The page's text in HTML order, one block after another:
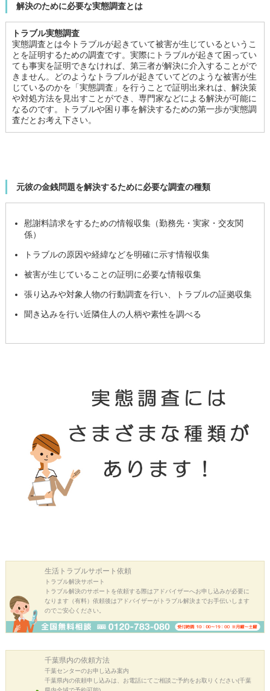
解決のために必要な実態調査とは
トラブル実態調査
実態調査とは今トラブルが起きていて被害が生じているというこ
とを証明するための調査です。実際にトラブルが起きて困ってい
ても事実を証明できなければ、第三者が解決に介入することがで
きません。どのようなトラブルが起きていてどのような被害が生
じているのかを「実態調査」を行うことで証明出来れは、解決策
や対処方法を見出すことができ、専門家などによる解決が可能に
なるのです。トラブルや困り事を解決するための第一歩が実態調
査だとお考え下さい。
元彼の金銭問題を解決するために必要な調査の種類
慰謝料請求をするための情報収集（勤務先・実家・交友関
係）
トラブルの原因や経緯などを明確に示す情報収集
被害が生じていることの証明に必要な情報収集
張り込みや対象人物の行動調査を行い、トラブルの証拠収集
聞き込みを行い近隣住人の人柄や素性を調べる
生活トラブルサポート依頼
トラブル解決サポート
トラブル解決のサポートを依頼する際はアドバイザーへお申し込みが必要に
なります（有料）依頼後はアドバイザーがトラブル解決までお手伝いします
のでご安心ください。
千葉県内の依頼方法
千葉センターのお申し込み案内
千葉県内の依頼申し込みは、お電話にてご相談ご予約をお取りください(千葉